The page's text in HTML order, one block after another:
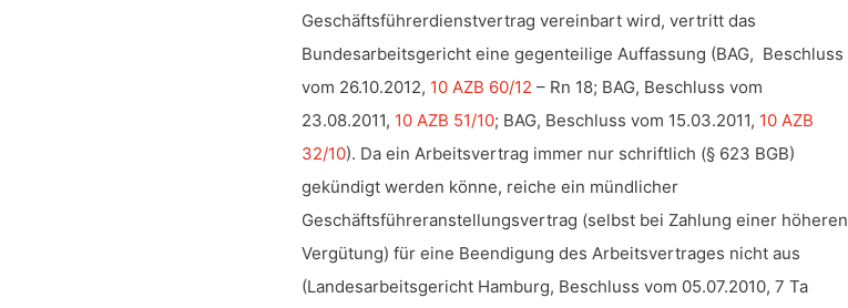
Geschäftsführerdienstvertrag vereinbart wird, vertritt das
Bundesarbeitsgericht eine gegenteilige Auffassung (BAG, Beschluss
vom 26.10.2012, 10 AZB 60/12 – Rn 18; BAG, Beschluss vom
23.08.2011, 10 AZB 51/10; BAG, Beschluss vom 15.03.2011, 10 AZB
32/10). Da ein Arbeitsvertrag immer nur schriftlich (§ 623 BGB)
gekündigt werden könne, reiche ein mündlicher
Geschäftsführeranstellungsvertrag (selbst bei Zahlung einer höheren
Vergütung) für eine Beendigung des Arbeitsvertrages nicht aus
(Landesarbeitsgericht Hamburg, Beschluss vom 05.07.2010, 7 Ta